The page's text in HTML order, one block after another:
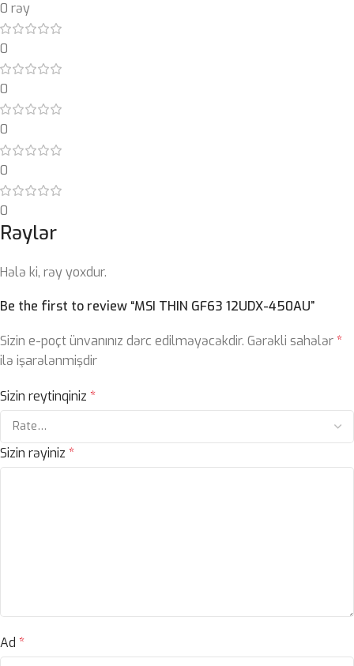
0 rəy
0
0
0
0
0
Rəylər
Hələ ki, rəy yoxdur.
Be the first to review “MSI THIN GF63 12UDX-450AU”
Sizin e-poçt ünvanınız dərc edilməyəcəkdir. Gərəkli sahələr*
ilə işarələnmişdir
Sizin reytinqiniz *
Sizin rəyiniz *
Ad *